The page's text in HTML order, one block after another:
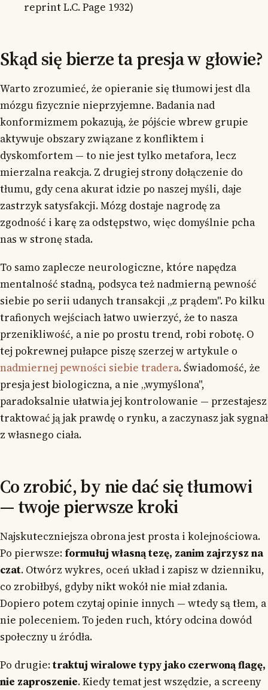
reprint L.C. Page 1932)
Skąd się bierze ta presja w głowie?
Warto zrozumieć, że opieranie się tłumowi jest dla
mózgu fizycznie nieprzyjemne. Badania nad
konformizmem pokazują, że pójście wbrew grupie
aktywuje obszary związane z konfliktem i
dyskomfortem — to nie jest tylko metafora, lecz
mierzalna reakcja. Z drugiej strony dołączenie do
tłumu, gdy cena akurat idzie po naszej myśli, daje
zastrzyk satysfakcji. Mózg dostaje nagrodę za
zgodność i karę za odstępstwo, więc domyślnie pcha
nas w stronę stada.
To samo zaplecze neurologiczne, które napędza
mentalność stadną, podsyca też nadmierną pewność
siebie po serii udanych transakcji „z prądem". Po kilku
trafionych wejściach łatwo uwierzyć, że to nasza
przenikliwość, a nie po prostu trend, robi robotę. O
tej pokrewnej pułapce piszę szerzej w artykule o
nadmiernej pewności siebie tradera. Świadomość, że
presja jest biologiczna, a nie „wymyślona",
paradoksalnie ułatwia jej kontrolowanie — przestajesz
traktować ją jak prawdę o rynku, a zaczynasz jak sygnał
z własnego ciała.
Co zrobić, by nie dać się tłumowi
— twoje pierwsze kroki
Najskuteczniejsza obrona jest prosta i kolejnościowa.
Po pierwsze: formułuj własną tezę, zanim zajrzysz na
czat. Otwórz wykres, oceń układ i zapisz w dzienniku,
co zrobiłbyś, gdyby nikt wokół nie miał zdania.
Dopiero potem czytaj opinie innych — wtedy są tłem, a
nie poleceniem. To jeden ruch, który odcina dowód
społeczny u źródła.
Po drugie:traktuj wiralowe typy jako czerwoną flagę,
nie zaproszenie. Kiedy temat jest wszędzie, a screeny